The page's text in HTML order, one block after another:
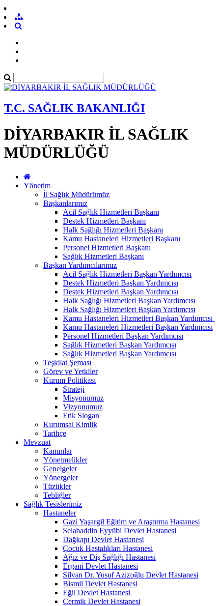
T.C. SAĞLIK BAKANLIĞI
DİYARBAKIR İL SAĞLIK
MÜDÜRLÜĞÜ
Yönetim
İl Sağlık Müdürümüz
Başkanlarımız
Acil Sağlık Hizmetleri Başkanı
Destek Hizmetleri Başkanı
Halk Sağlığı Hizmetleri Başkanı
Kamu Hastaneleri Hizmetleri Başkanı
Personel Hizmetleri Başkanı
Sağlık Hizmetleri Başkanı
Başkan Yardımcılarımız
Acil Sağlık Hizmetleri Başkan Yardımcısı
Destek Hizmetleri Başkan Yardımcısı
Destek Hizmetleri Başkan Yardımcısı
Halk Sağlığı Hizmetleri Başkan Yardımcısı
Halk Sağlığı Hizmetleri Başkan Yardımcısı
Kamu Hastaneleri Hizmetleri Başkan Yardımcısı ​
Kamu Hastaneleri Hizmetleri Başkan Yardımcısı
Personel Hizmetleri Başkan Yardımcısı
Sağlık Hizmetleri Başkan Yardımcısı
Sağlık Hizmetleri Başkan Yardımcısı
Teşkilat Şeması
Görev ve Yetkiler
Kurum Politikası
Strateji
Misyonumuz
Vizyonumuz
Etik Slogan
Kurumsal Kimlik
Tarihçe
Mevzuat
Kanunlar
Yönetmelikler
Genelgeler
Yönergeler
Tüzükler
Tebliğler
Sağlık Tesislerimiz
Hastaneler
Gazi Yaşargil Eğitim ve Araştırma Hastanesi
Selahaddin Eyyübi Devlet Hastanesi
Dağkapı Devlet Hastanesi
Çocuk Hastalıkları Hastanesi
Ağız ve Diş Sağlığı Hastanesi
Ergani Devlet Hastanesi
Silvan Dr. Yusuf Azizoğlu Devlet Hastanesi
Bismil Devlet Hastanesi
Eğil Devlet Hastanesi
Çermik Devlet Hastanesi